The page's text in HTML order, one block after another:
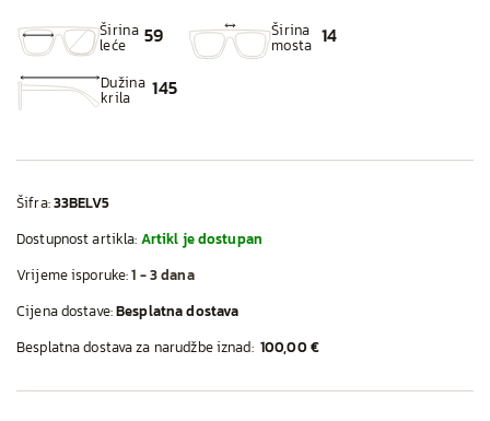
Širina
leće 59 Širina
mosta 14
Dužina
krila 145
Šifra:33BELV5
Dostupnost artikla: Artikl je dostupan
Vrijeme isporuke:1 - 3 dana
Cijena dostave:Besplatna dostava
Besplatna dostava za narudžbe iznad: 100,00 €